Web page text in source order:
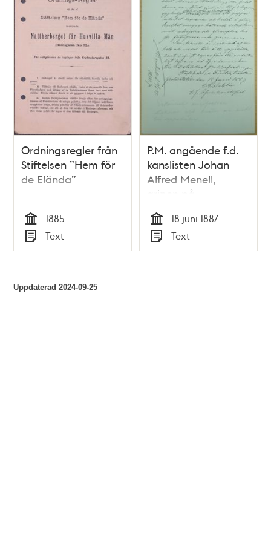
Ordningsregler från
Stiftelsen ”Hem för
de Elända”
Tid
1885
Typ
Text
P.M. angående f.d.
kanslisten Johan
Alfred Menell,
gripen på
Västerlånggatan för
förargelseväckande
beteende
Tid
18 juni 1887
Typ
Text
Uppdaterad2024-09-25